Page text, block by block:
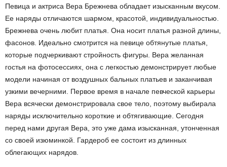
Певица и актриса Вера Брежнева обладает изысканным вкусом.
Ее наряды отличаются шармом, красотой, индивидуальностью.
Брежнева очень любит платья. Она носит платья разной длины,
фасонов. Идеально смотрится на певице обтянутые платья,
которые подчеркивают стройность фигуры. Вера желанная
гостья на фотосессиях, она с легкостью демонстрирует любые
модели начиная от воздушных бальных платьев и заканчивая
узкими вечерними. Первое время в начале певческой карьеры
Вера всячески демонстрировала свое тело, поэтому выбирала
наряды исключительно короткие и обтягивающие. Сегодня
перед нами другая Вера, это уже дама изысканная, утонченная
со своей изюминкой. Гардероб ее состоит из длинных
облегающих нарядов.